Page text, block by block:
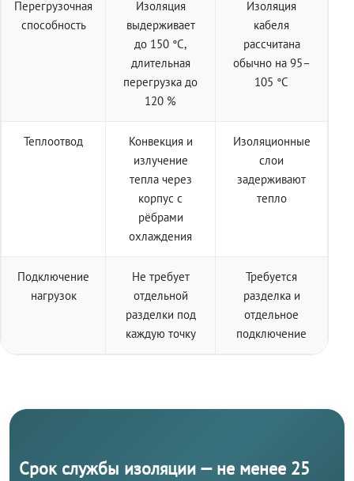
Перегрузочная
способность
Изоляция
выдерживает
до 150 °C,
длительная
перегрузка до
120 %
Изоляция
кабеля
рассчитана
обычно на 95–
105 °C
Теплоотвод
Конвекция и
излучение
тепла через
корпус с
рёбрами
охлаждения
Изоляционные
слои
задерживают
тепло
Подключение
нагрузок
Не требует
отдельной
разделки под
каждую точку
Требуется
разделка и
отдельное
подключение
Срок службы изоляции — не менее 25